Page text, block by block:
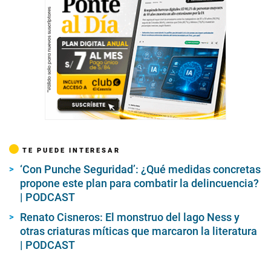
TE PUEDE INTERESAR
‘Con Punche Seguridad’: ¿Qué medidas concretas
propone este plan para combatir la delincuencia?
| PODCAST
Renato Cisneros: El monstruo del lago Ness y
otras criaturas míticas que marcaron la literatura
| PODCAST